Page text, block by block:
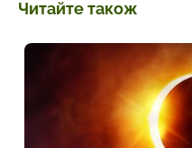
Читайте також